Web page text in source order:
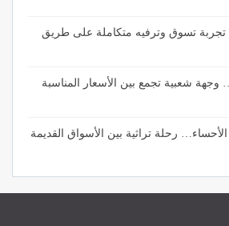
تسوق وترفيه متكاملة على طريق
شعبية تجمع بين الأسعار المناسبة
رحلة تراثية بين الأسواق القديمة